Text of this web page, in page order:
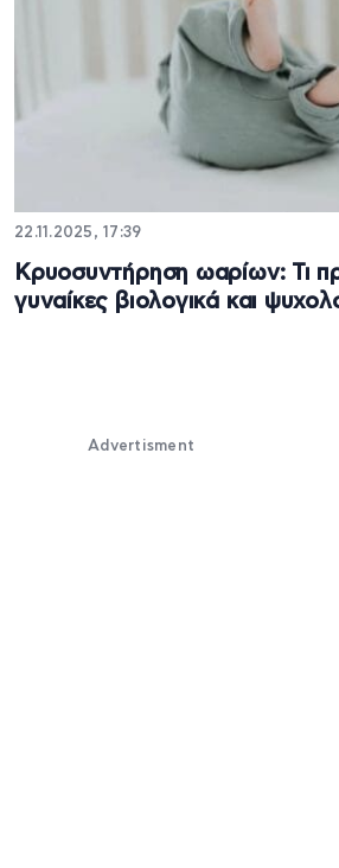
22.11.2025, 17:39
Κρυοσυντήρηση ωαρίων: Τι
γυναίκες βιολογικά και
Advertisment